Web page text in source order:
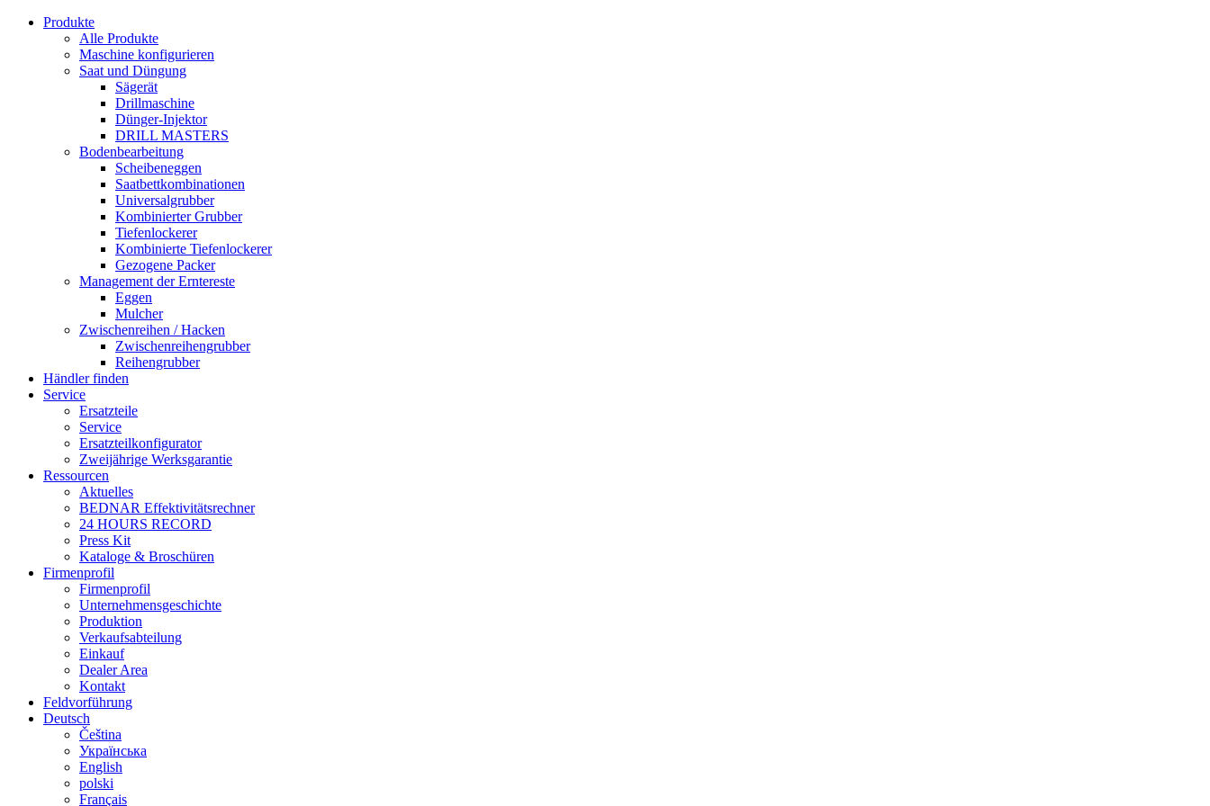
Produkte
Alle Produkte
Maschine konfigurieren
Saat und Düngung
Sägerät
Drillmaschine
Dünger-Injektor
DRILL MASTERS
Bodenbearbeitung
Scheibeneggen
Saatbettkombinationen
Universalgrubber
Kombinierter Grubber
Tiefenlockerer
Kombinierte Tiefenlockerer
Gezogene Packer
Management der Erntereste
Eggen
Mulcher
Zwischenreihen / Hacken
Zwischenreihengrubber
Reihengrubber
Händler finden
Service
Ersatzteile
Service
Ersatzteilkonfigurator
Zweijährige Werksgarantie
Ressourcen
Aktuelles
BEDNAR Effektivitätsrechner
24 HOURS RECORD
Press Kit
Kataloge & Broschüren
Firmenprofil
Firmenprofil
Unternehmensgeschichte
Produktion
Verkaufsabteilung
Einkauf
Dealer Area
Kontakt
Feldvorführung
Deutsch
Čeština
Українська
English
polski
Français